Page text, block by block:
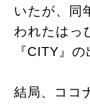
いたが、同
われたはっ
『CITY』
結局、ココ